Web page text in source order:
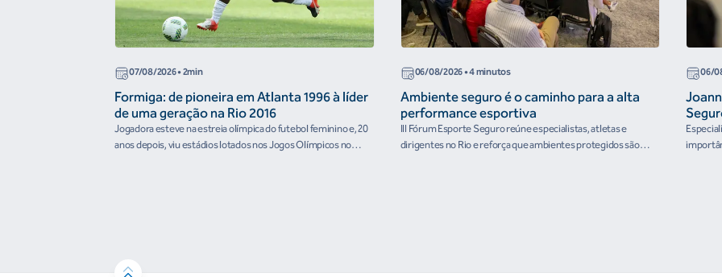
07/08/2026• 2min
Formiga: de pioneira em Atlanta 1996 à líder
de uma geração na Rio 2016
Jogadora esteve na estreia olímpica do futebol feminino e, 20
anos depois, viu estádios lotados nos Jogos Olímpicos no
06/08/2026• 4 minutos
Ambiente seguro é o caminho para a alta
performance esportiva
III Fórum Esporte Seguro reúne especialistas, atletas e
dirigentes no Rio e reforça que ambientes protegidos são
06/